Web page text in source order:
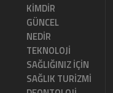
KİMDİR
GÜNCEL
NEDİR
TEKNOLOJİ
SAĞLIĞINIZ İÇİN
SAĞLIK TURİZMİ